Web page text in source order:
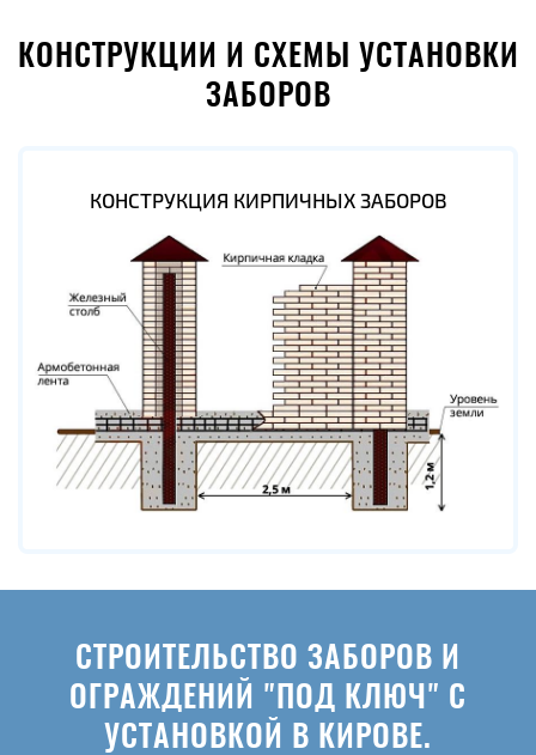
КОНСТРУКЦИИ И СХЕМЫ УСТАНОВКИ
ЗАБОРОВ
КОНСТРУКЦИЯ КИРПИЧНЫХ ЗАБОРОВ
СТРОИТЕЛЬСТВО ЗАБОРОВ И
ОГРАЖДЕНИЙ "ПОД КЛЮЧ" С
УСТАНОВКОЙ В КИРОВЕ.